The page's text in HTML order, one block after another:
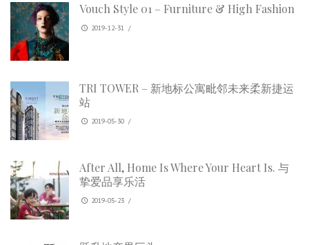
Vouch Style 01 – Furniture & High Fashion
2019-12-31 /
TRI TOWER – 新地标公寓毗邻未来柔新捷运
站
2019-05-30 /
After All, Home Is Where Your Heart Is. 与
挚爱品享乐活
2019-05-23 /